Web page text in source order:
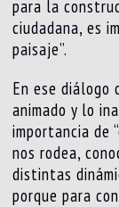
para la
ciudadana, es
paisaje”.
En ese
animado y lo
importancia de
nos rodea,
distintas
porque para